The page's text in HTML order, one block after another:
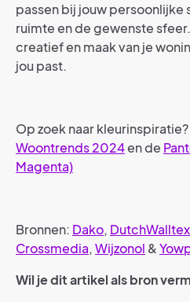
passen bij jouw persoonlijke
ruimte en de gewenste
creatief en maak van je
jou past.
Op zoek naar
Woontrends 2024en de
Magenta)
Bronnen: Dako,
Crossmedia,Wijzonol &
Wil je dit artikel als bron